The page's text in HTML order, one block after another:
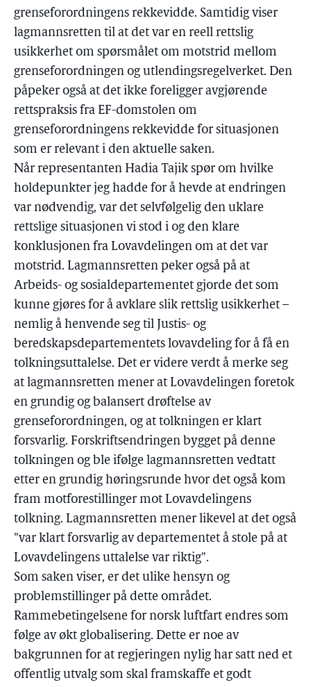
grenseforordningens rekkevidde. Samtidig viser
lagmannsretten til at det var en reell rettslig
usikkerhet om spørsmålet om motstrid mellom
grenseforordningen og utlendingsregelverket. Den
påpeker også at det ikke foreligger avgjørende
rettspraksis fra EF-domstolen om
grenseforordningens rekkevidde for situasjonen
som er relevant i den aktuelle saken.
Når representanten Hadia Tajik spør om hvilke
holdepunkter jeg hadde for å hevde at endringen
var nødvendig, var det selvfølgelig den uklare
rettslige situasjonen vi stod i og den klare
konklusjonen fra Lovavdelingen om at det var
motstrid. Lagmannsretten peker også på at
Arbeids- og sosialdepartementet gjorde det som
kunne gjøres for å avklare slik rettslig usikkerhet –
nemlig å henvende seg til Justis- og
beredskapsdepartementets lovavdeling for å få en
tolkningsuttalelse. Det er videre verdt å merke seg
at lagmannsretten mener at Lovavdelingen foretok
en grundig og balansert drøftelse av
grenseforordningen, og at tolkningen er klart
forsvarlig. Forskriftsendringen bygget på denne
tolkningen og ble ifølge lagmannsretten vedtatt
etter en grundig høringsrunde hvor det også kom
fram motforestillinger mot Lovavdelingens
tolkning. Lagmannsretten mener likevel at det også
"var klart forsvarlig av departementet å stole på at
Lovavdelingens uttalelse var riktig".
Som saken viser, er det ulike hensyn og
problemstillinger på dette området.
Rammebetingelsene for norsk luftfart endres som
følge av økt globalisering. Dette er noe av
bakgrunnen for at regjeringen nylig har satt ned et
offentlig utvalg som skal framskaffe et godt